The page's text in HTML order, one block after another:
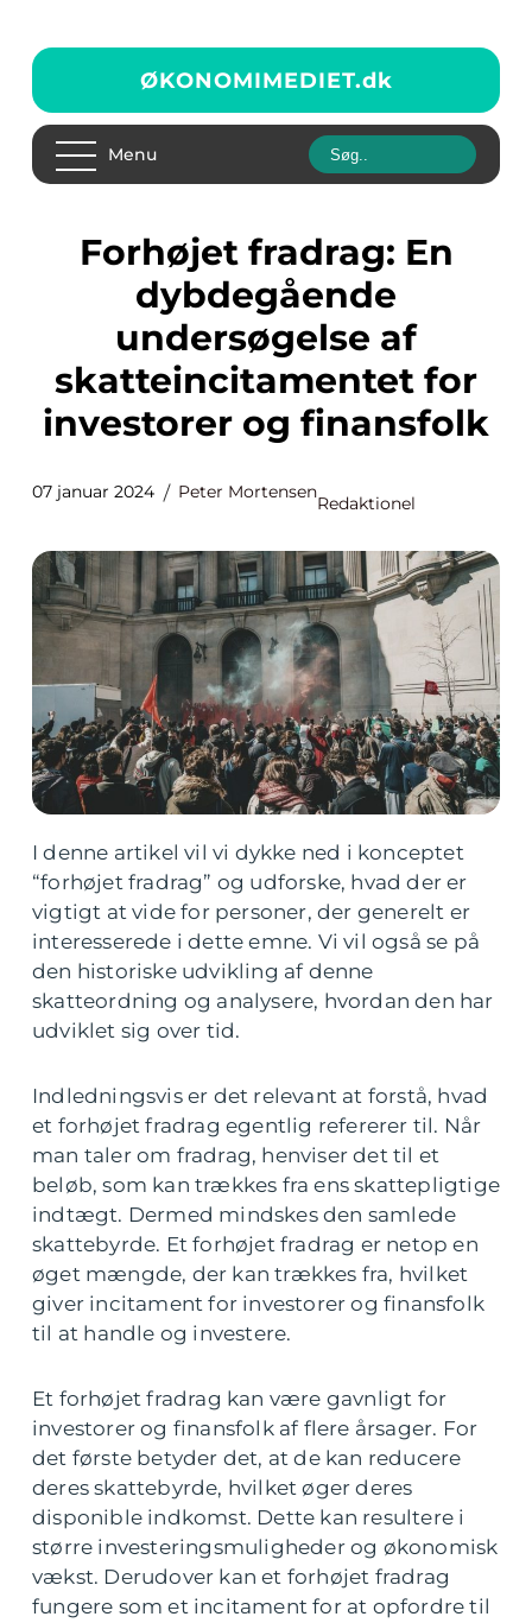
ØKONOMIMEDIET.dk
Menu
Forhøjet fradrag: En
dybdegående
undersøgelse af
skatteincitamentet for
investorer og finansfolk
07 januar 2024 Peter Mortensen
Redaktionel
I denne artikel vil vi dykke ned i konceptet
“forhøjet fradrag” og udforske, hvad der er
vigtigt at vide for personer, der generelt er
interesserede i dette emne. Vi vil også se på
den historiske udvikling af denne
skatteordning og analysere, hvordan den har
udviklet sig over tid.
Indledningsvis er det relevant at forstå, hvad
et forhøjet fradrag egentlig refererer til. Når
man taler om fradrag, henviser det til et
beløb, som kan trækkes fra ens skattepligtige
indtægt. Dermed mindskes den samlede
skattebyrde. Et forhøjet fradrag er netop en
øget mængde, der kan trækkes fra, hvilket
giver incitament for investorer og finansfolk
til at handle og investere.
Et forhøjet fradrag kan være gavnligt for
investorer og finansfolk af flere årsager. For
det første betyder det, at de kan reducere
deres skattebyrde, hvilket øger deres
disponible indkomst. Dette kan resultere i
større investeringsmuligheder og økonomisk
vækst. Derudover kan et forhøjet fradrag
fungere som et incitament for at opfordre til